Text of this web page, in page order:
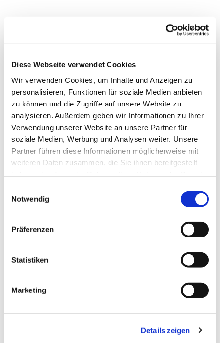
Diese Webseite verwendet Cookies
Wir verwenden Cookies, um Inhalte und Anzeigen zu
personalisieren, Funktionen für soziale Medien anbieten
zu können und die Zugriffe auf unsere Website zu
analysieren. Außerdem geben wir Informationen zu Ihrer
Verwendung unserer Website an unsere Partner für
soziale Medien, Werbung und Analysen weiter. Unsere
Partner führen diese Informationen möglicherweise mit
weiteren Daten zusammen, die Sie ihnen bereitgestellt
Notwendig
Präferenzen
Statistiken
Marketing
Details zeigen
Dies könnte Sie auch
interessieren